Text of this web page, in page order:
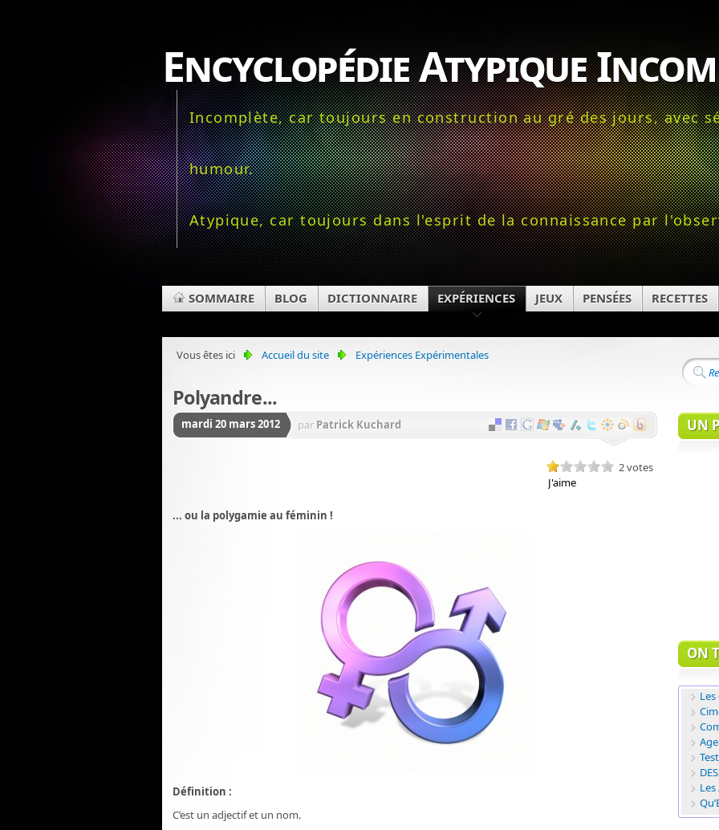
Encyclopédie Atypique
Incomplète, car toujours en construction au gré des jours, avec
humour.
Atypique, car toujours dans l'esprit de la connaissance par
SOMMAIRE BLOG DICTIONNAIRE EXPÉRIENCES JEUX PENSÉES RECETTES
Vous êtes ici Accueil du site Expériences Expérimentales
Polyandre...
mardi 20 mars 2012 par Patrick Kuchard
2 votes
... ou la polygamie au féminin !
Définition :
C’est un adjectif et un nom.
UN
ON